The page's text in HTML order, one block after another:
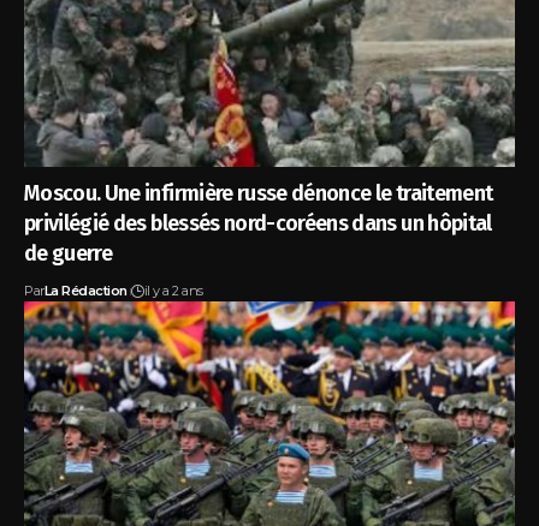
Moscou. Une infirmière russe dénonce le traitement
privilégié des blessés nord-coréens dans un hôpital
de guerre
ParLa Rédaction il y a 2 ans